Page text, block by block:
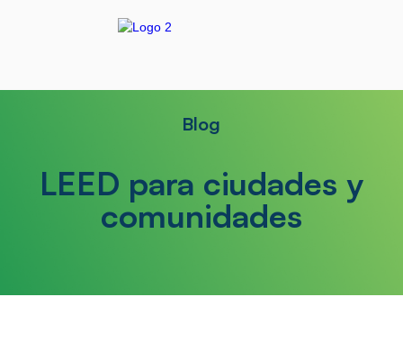
Blog
LEED para ciudades y
comunidades